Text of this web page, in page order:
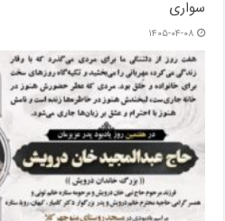
سواری
۱۴۰۵-۰۴-۰۸